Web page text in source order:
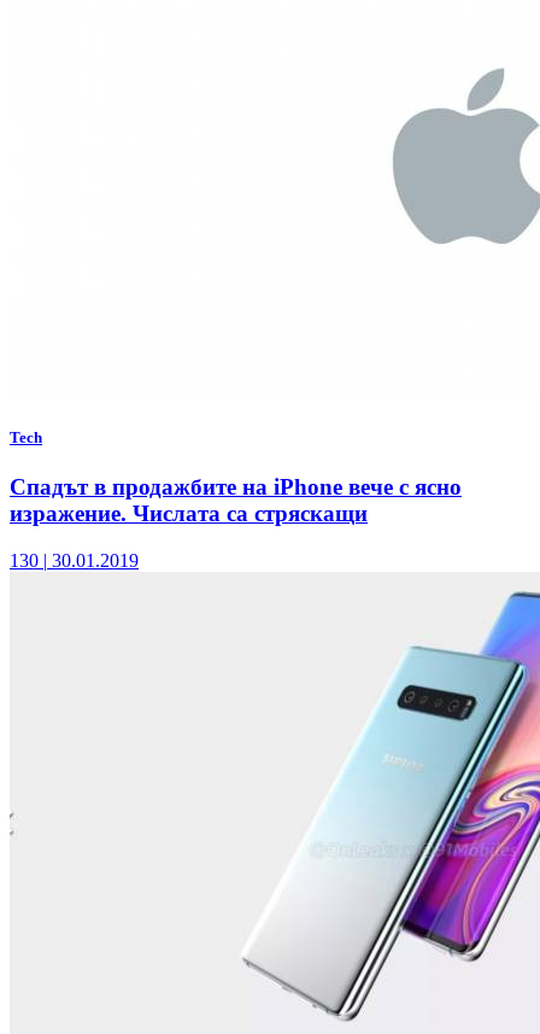
Tech
Спадът в продажбите на iPhone вече с ясно
изражение. Числата са стряскащи
130 | 30.01.2019